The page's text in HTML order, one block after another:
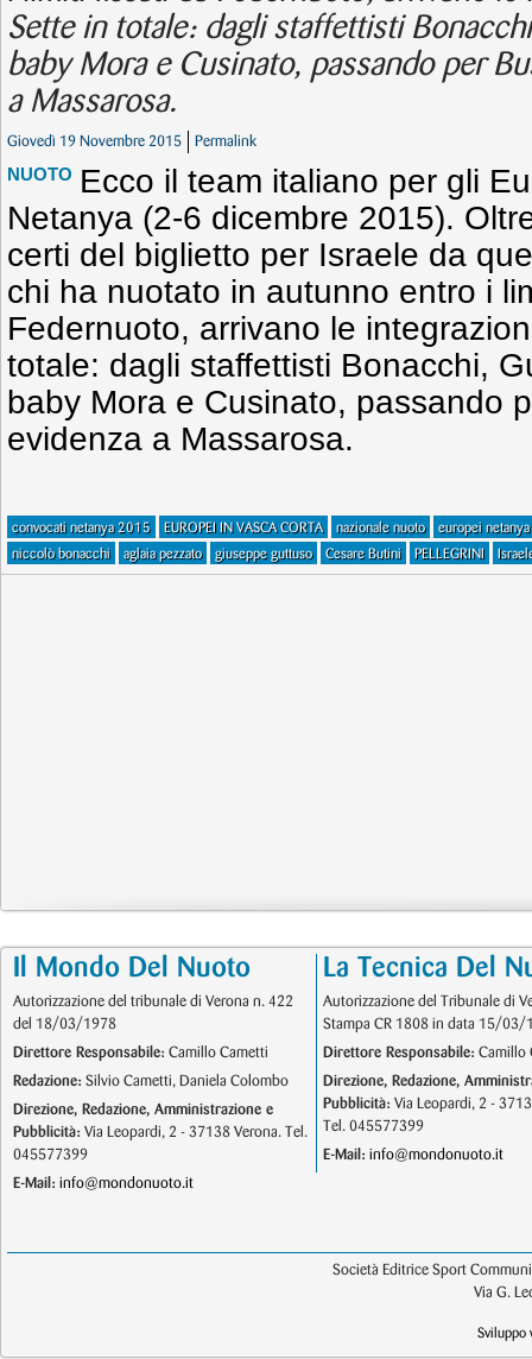
Sette in totale: dagli staffettisti
baby Mora e Cusinato, passando per
a Massarosa.
Giovedì 19 Novembre 2015 Permalink
NUOTO Ecco il team italiano per gli
Netanya (2-6 dicembre 2015).
certi del biglietto per Israele da
chi ha nuotato in autunno entro i
Federnuoto, arrivano le
totale: dagli staffettisti Bonacchi,
baby Mora e Cusinato, passando
evidenza a Massarosa.
convocati netanya 2015 EUROPEI IN VASCA CORTA nazionale nuoto
europei netanya
niccolò bonacchi
aglaia pezzato giuseppe guttuso Cesare Butini PELLEGRINI
Il Mondo Del Nuoto
Autorizzazione del tribunale di Verona n. 422
del 18/03/1978
Direttore Responsabile: Camillo Cametti
Redazione: Silvio Cametti, Daniela Colombo
Direzione, Redazione, Amministrazione e
Pubblicità: Via Leopardi, 2 - 37138 Verona. Tel.
045577399
E-Mail: info@mondonuoto.it
La Tecnica Del
Autorizzazione del Tribunale di
Stampa CR 1808 in data 15/03/
Direttore Responsabile: Camillo
Direzione, Redazione,
Pubblicità: Via Leopardi, 2 -
Tel. 045577399
E-Mail: info@mondonuoto.it
Società Editrice Sport
Via G.
Sviluppo